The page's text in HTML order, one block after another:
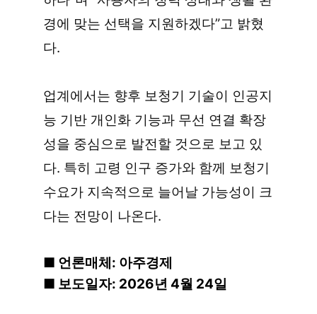
경에 맞는 선택을 지원하겠다”고 밝혔
다.
업계에서는 향후 보청기 기술이 인공지
능 기반 개인화 기능과 무선 연결 확장
성을 중심으로 발전할 것으로 보고 있
다. 특히 고령 인구 증가와 함께 보청기
수요가 지속적으로 늘어날 가능성이 크
다는 전망이 나온다.
■ 언론매체: 아주경제
■ 보도일자: 2026년 4월 24일